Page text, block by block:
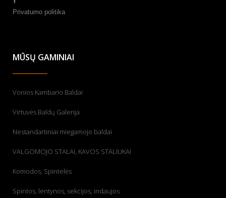
Privatumo politika
MŪSŲ GAMINIAI
Vonios Kambario Baldai
Virtuvės Baldų Galerija
Nestandartiniai miegamojo baldai
VALGOMOJO STALAI, KAVOS STALIUKAI
Komodos, Spintelės
Spintos, lentynos, sekcijos, indaujos